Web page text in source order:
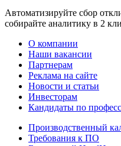
Автоматизируйте сбор
собирайте аналитику в 2
О компании
Наши вакансии
Партнерам
Реклама на сайте
Новости и статьи
Инвесторам
Кандидаты по
Производственный
Требования к ПО